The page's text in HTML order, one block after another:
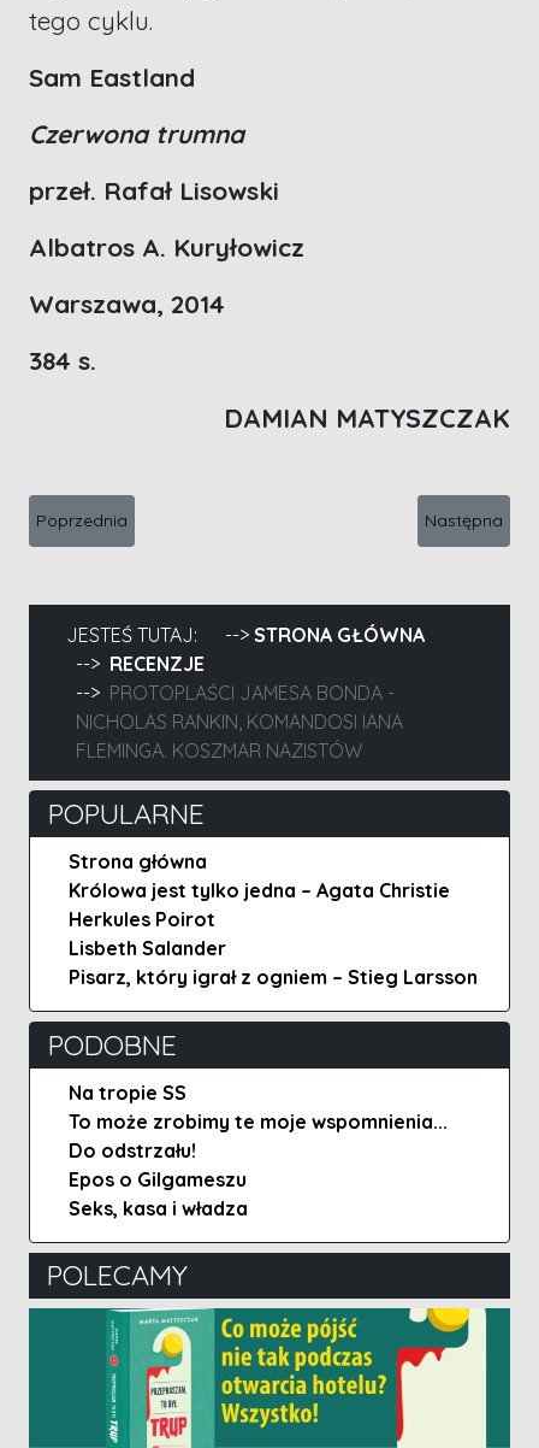
tego cyklu.
Sam Eastland
Czerwona trumna
przeł. Rafał Lisowski
Albatros A. Kuryłowicz
Warszawa, 2014
384 s.
DAMIAN MATYSZCZAK
Poprzednia strona: Nie znika bez śladu
Poprzednia Następna
Następna
JESTEŚ TUTAJ:
STRONA GŁÓWNA
RECENZJE
PROTOPLAŚCI JAMESA BONDA -
NICHOLAS RANKIN, KOMANDOSI IANA
FLEMINGA. KOSZMAR NAZISTÓW
POPULARNE
Strona główna
Królowa jest tylko jedna – Agata Christie
Herkules Poirot
Lisbeth Salander
Pisarz, który igrał z ogniem – Stieg Larsson
PODOBNE
Na tropie SS
To może zrobimy te moje wspomnienia...
Do odstrzału!
Epos o Gilgameszu
Seks, kasa i władza
POLECAMY